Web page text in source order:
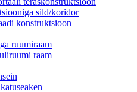
sild/koridor
konstruktsioon
ruumiraam
raam